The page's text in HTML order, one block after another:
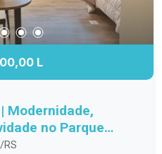
L
Modernidade,
no Parque